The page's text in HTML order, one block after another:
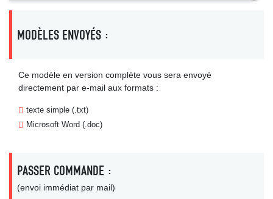
MODÈLES ENVOYÉS :
Ce modèle en version complète vous sera envoyé
directement par e-mail aux formats :
texte simple (.txt)
Microsoft Word (.doc)
PASSER COMMANDE :
(envoi immédiat par mail)